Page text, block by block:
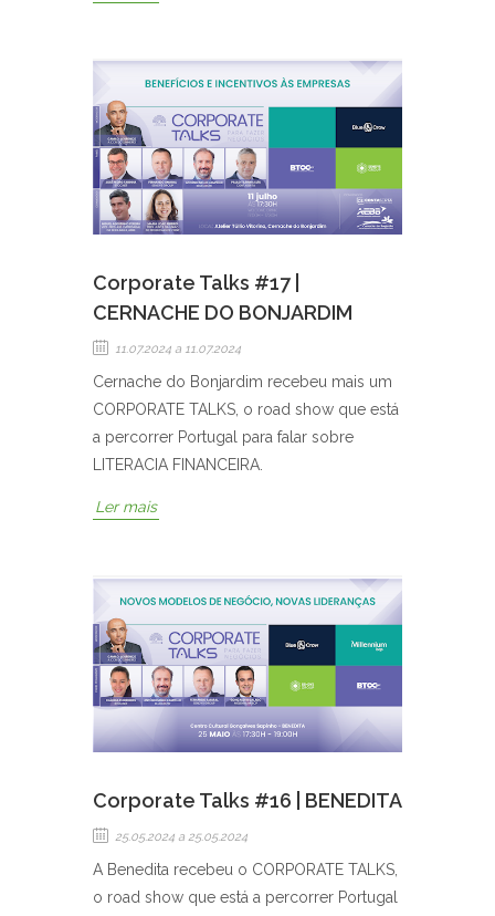
Corporate Talks #17 |
CERNACHE DO BONJARDIM
11.07.2024 a 11.07.2024
Cernache do Bonjardim recebeu mais um
CORPORATE TALKS, o road show que está
a percorrer Portugal para falar sobre
LITERACIA FINANCEIRA.
Ler mais
Corporate Talks #16 | BENEDITA
25.05.2024 a 25.05.2024
A Benedita recebeu o CORPORATE TALKS,
o road show que está a percorrer Portugal